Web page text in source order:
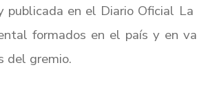
en el Diario Oficial
formados en el país y en
del gremio.